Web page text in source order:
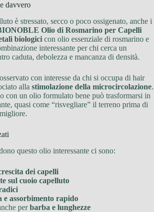
davvero
è stressato, secco o poco ossigenato, anche i
Olio di Rosmarino per Capelli
biologici con olio essenziale di rosmarino e
interessante per chi cerca un
caduta, debolezza e mancanza di densità.
con interesse da chi si occupa di hair
alla stimolazione della microcircolazione.
con un olio formulato bene può trasformarsi in
quasi come “risvegliare” il terreno prima di
questo olio interessante ci sono:
dei capelli
sul cuoio capelluto
e assorbimento rapido
perbarba e lunghezze